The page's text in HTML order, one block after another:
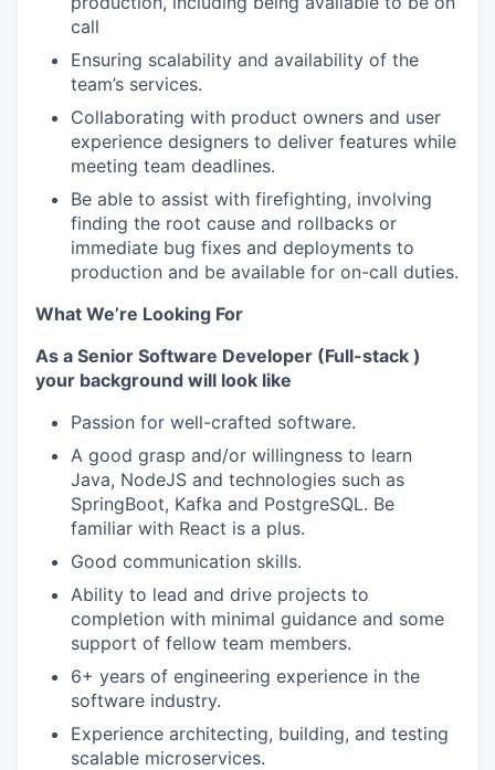
call
Ensuring scalability and availability of the
team’s services.
Collaborating with product owners and user
experience designers to deliver features while
meeting team deadlines.
Be able to assist with firefighting, involving
finding the root cause and rollbacks or
immediate bug fixes and deployments to
production and be available for on-call duties.
What We’re Looking For
As a Senior Software Developer (Full-stack )
your background will look like
Passion for well-crafted software.
A good grasp and/or willingness to learn
Java, NodeJS and technologies such as
SpringBoot, Kafka and PostgreSQL. Be
familiar with React is a plus.
Good communication skills.
Ability to lead and drive projects to
completion with minimal guidance and some
support of fellow team members.
6+ years of engineering experience in the
software industry.
Experience architecting, building, and testing
scalable microservices.